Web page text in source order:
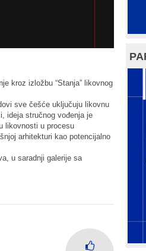
kroz izložbu “Stanja” likovnog
sve češće uključuju likovnu
ideja stručnog vođenja je
likovnosti u procesu
arhitekturi kao potencijalno
u saradnji galerije sa